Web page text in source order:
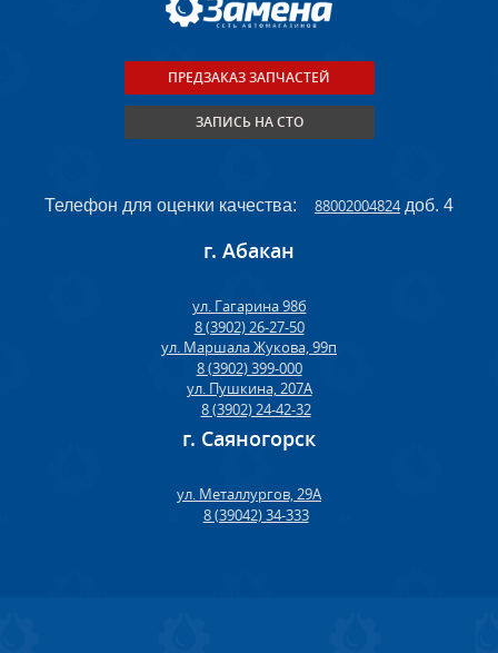
ПРЕДЗАКАЗ ЗАПЧАСТЕЙ
ЗАПИСЬ НА СТО
Телефон для оценки качества: 88002004824доб. 4
г. Абакан
ул. Гагарина 98б
8 (3902) 26-27-50
ул. Маршала Жукова, 99п
8 (3902) 399-000
ул. Пушкина, 207А
8 (3902) 24-42-32
г. Саяногорск
ул. Металлургов, 29А
8 (39042) 34-333